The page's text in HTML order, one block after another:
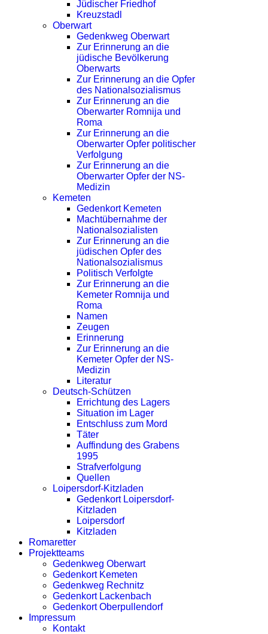
Jüdischer Friedhof
Kreuzstadl
Oberwart
Gedenkweg Oberwart
Zur Erinnerung an die
jüdische Bevölkerung
Oberwarts
Zur Erinnerung an die Opfer
des Nationalsozialismus
Zur Erinnerung an die
Oberwarter Romnija und
Roma
Zur Erinnerung an die
Oberwarter Opfer politischer
Verfolgung
Zur Erinnerung an die
Oberwarter Opfer der NS-
Medizin
Kemeten
Gedenkort Kemeten
Machtübernahme der
Nationalsozialisten
Zur Erinnerung an die
jüdischen Opfer des
Nationalsozialismus
Politisch Verfolgte
Zur Erinnerung an die
Kemeter Romnija und
Roma
Namen
Zeugen
Erinnerung
Zur Erinnerung an die
Kemeter Opfer der NS-
Medizin
Literatur
Deutsch-Schützen
Errichtung des Lagers
Situation im Lager
Entschluss zum Mord
Täter
Auffindung des Grabens
1995
Strafverfolgung
Quellen
Loipersdorf-Kitzladen
Gedenkort Loipersdorf-
Kitzladen
Loipersdorf
Kitzladen
Romaretter
Projektteams
Gedenkweg Oberwart
Gedenkort Kemeten
Gedenkweg Rechnitz
Gedenkort Lackenbach
Gedenkort Oberpullendorf
Impressum
Kontakt